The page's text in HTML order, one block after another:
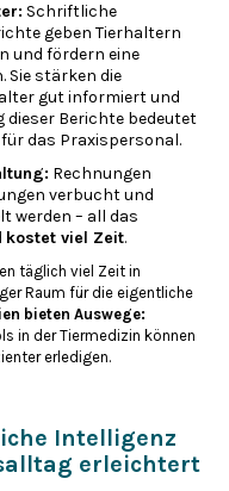
Schriftliche
geben Tierhaltern
und fördern eine
stärken die
gut informiert und
dieser Berichte bedeutet
für das Praxispersonal.
Rechnungen
verbucht und
werden – all das
kostet viel Zeit.
täglich viel Zeit in
Raum für die eigentliche
bieten Auswege:
in der Tiermedizin können
erledigen.
Intelligenz
erleichtert